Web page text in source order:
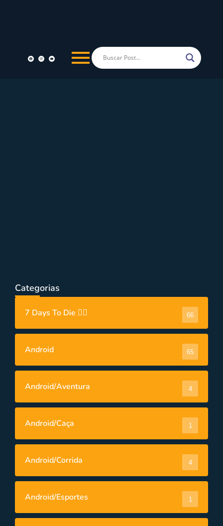
Categorias
7 Days To Die 🧟‍♂️ 66
Android 65
Android/Aventura 4
Android/Caça 1
Android/Corrida 4
Android/Esportes 1